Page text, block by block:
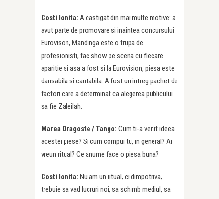
Costi Ionita: A castigat din mai multe motive: a
avut parte de promovare si inaintea concursului
Eurovison, Mandinga este o trupa de
profesionisti, fac show pe scena cu fiecare
aparitie si asa a fost si la Eurovision, piesa este
dansabila si cantabila. A fost un intreg pachet de
factori care a determinat ca alegerea publicului
sa fie Zaleilah.
Marea Dragoste / Tango: Cum ti-a venit ideea
acestei piese? Si cum compui tu, in general? Ai
vreun ritual? Ce anume face o piesa buna?
Costi Ionita: Nu am un ritual, ci dimpotriva,
trebuie sa vad lucruri noi, sa schimb mediul, sa